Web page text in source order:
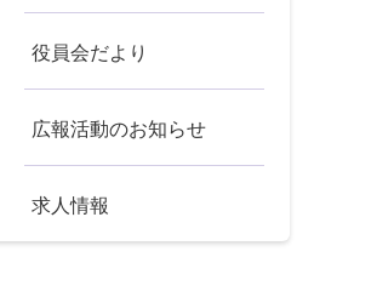
役員会だより
広報活動のお知らせ
求人情報